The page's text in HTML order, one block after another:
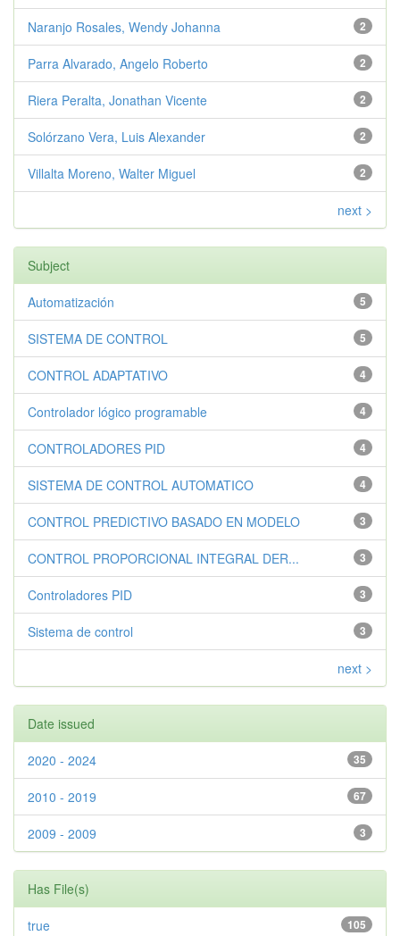
2
Naranjo Rosales, Wendy Johanna
2
Parra Alvarado, Angelo Roberto
2
Riera Peralta, Jonathan Vicente
2
Solórzano Vera, Luis Alexander
2
Villalta Moreno, Walter Miguel
next >
Subject
5
Automatización
5
SISTEMA DE CONTROL
4
CONTROL ADAPTATIVO
4
Controlador lógico programable
4
CONTROLADORES PID
4
SISTEMA DE CONTROL AUTOMATICO
3
CONTROL PREDICTIVO BASADO EN MODELO
3
CONTROL PROPORCIONAL INTEGRAL DER...
3
Controladores PID
3
Sistema de control
next >
Date issued
35
2020 - 2024
67
2010 - 2019
3
2009 - 2009
Has File(s)
105
true